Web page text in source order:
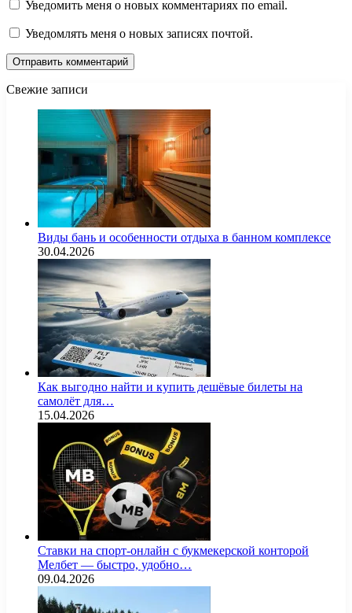
Уведомить меня о новых комментариях по email.
Уведомлять меня о новых записях почтой.
Свежие записи
Виды бань и особенности отдыха в банном комплексе
30.04.2026
Как выгодно найти и купить дешёвые билеты на
самолёт для…
15.04.2026
Ставки на спорт-онлайн с букмекерской конторой
Мелбет — быстро, удобно…
09.04.2026